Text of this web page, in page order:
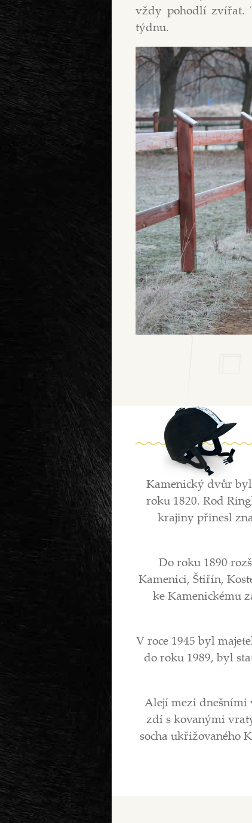
vždy pohodlí zvířat.
týdnu.
Kamenický dvůr
roku 1820. Rod
krajiny přinesl
Do roku 1890
Kamenici, Štiřín,
ke Kamenickému
V roce 1945 byl
do roku 1989, byl
Alejí mezi dnešními
zdí s kovanými
socha ukřižovaného